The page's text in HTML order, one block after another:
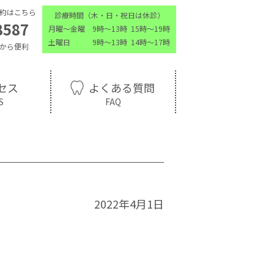
はこちら
ら便利
診療時間（木・日・祝日は休診）
月曜～金曜 9時～13時 15時～19時
土曜日 9時～13時 14時～17時
ス よくある質問
2022年4月1日